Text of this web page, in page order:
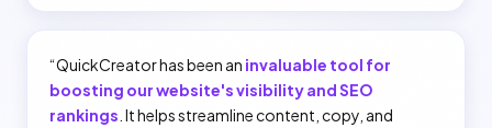
“QuickCreator has been an invaluable tool for
boosting our website's visibility and SEO
rankings . It helps streamline content, copy, and